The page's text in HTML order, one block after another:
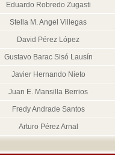
Eduardo Robredo Zugasti
Stella M. Angel Villegas
David Pérez López
Gustavo Barac Sisó Lausín
Javier Hernando Nieto
Juan E. Mansilla Berrios
Fredy Andrade Santos
Arturo Pérez Arnal